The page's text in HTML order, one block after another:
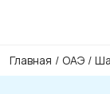
Главная / ОАЭ /